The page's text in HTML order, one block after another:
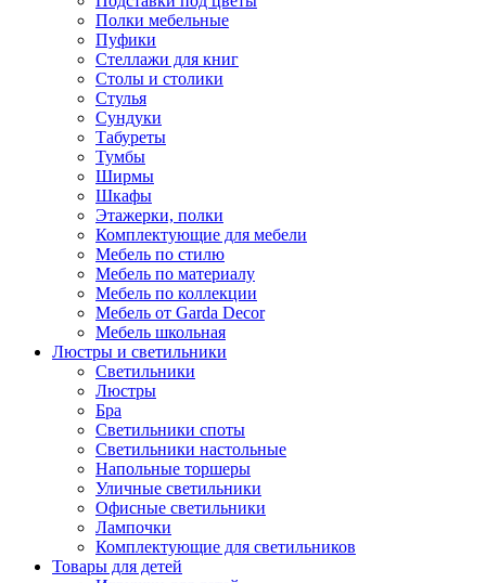
Полки мебельные
Пуфики
Стеллажи для книг
Столы и столики
Стулья
Сундуки
Табуреты
Тумбы
Ширмы
Шкафы
Этажерки, полки
Комплектующие для мебели
Мебель по стилю
Мебель по материалу
Мебель по коллекции
Мебель от Garda Decor
Мебель школьная
Люстры и светильники
Светильники
Люстры
Бра
Светильники споты
Светильники настольные
Напольные торшеры
Уличные светильники
Офисные светильники
Лампочки
Комплектующие для светильников
Товары для детей